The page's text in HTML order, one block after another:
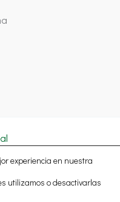
Noticias España | Todos
experiencia en nuestra
utilizamos o desactivarlas